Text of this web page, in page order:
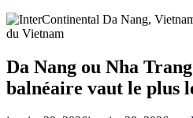
Da Nang ou Nha
balnéaire vaut le plus